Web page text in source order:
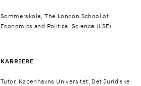
Sommerskole, The London School of
Economics and Political Science (LSE)
KARRIERE
Tutor, Københavns Universitet, Det Juridiske